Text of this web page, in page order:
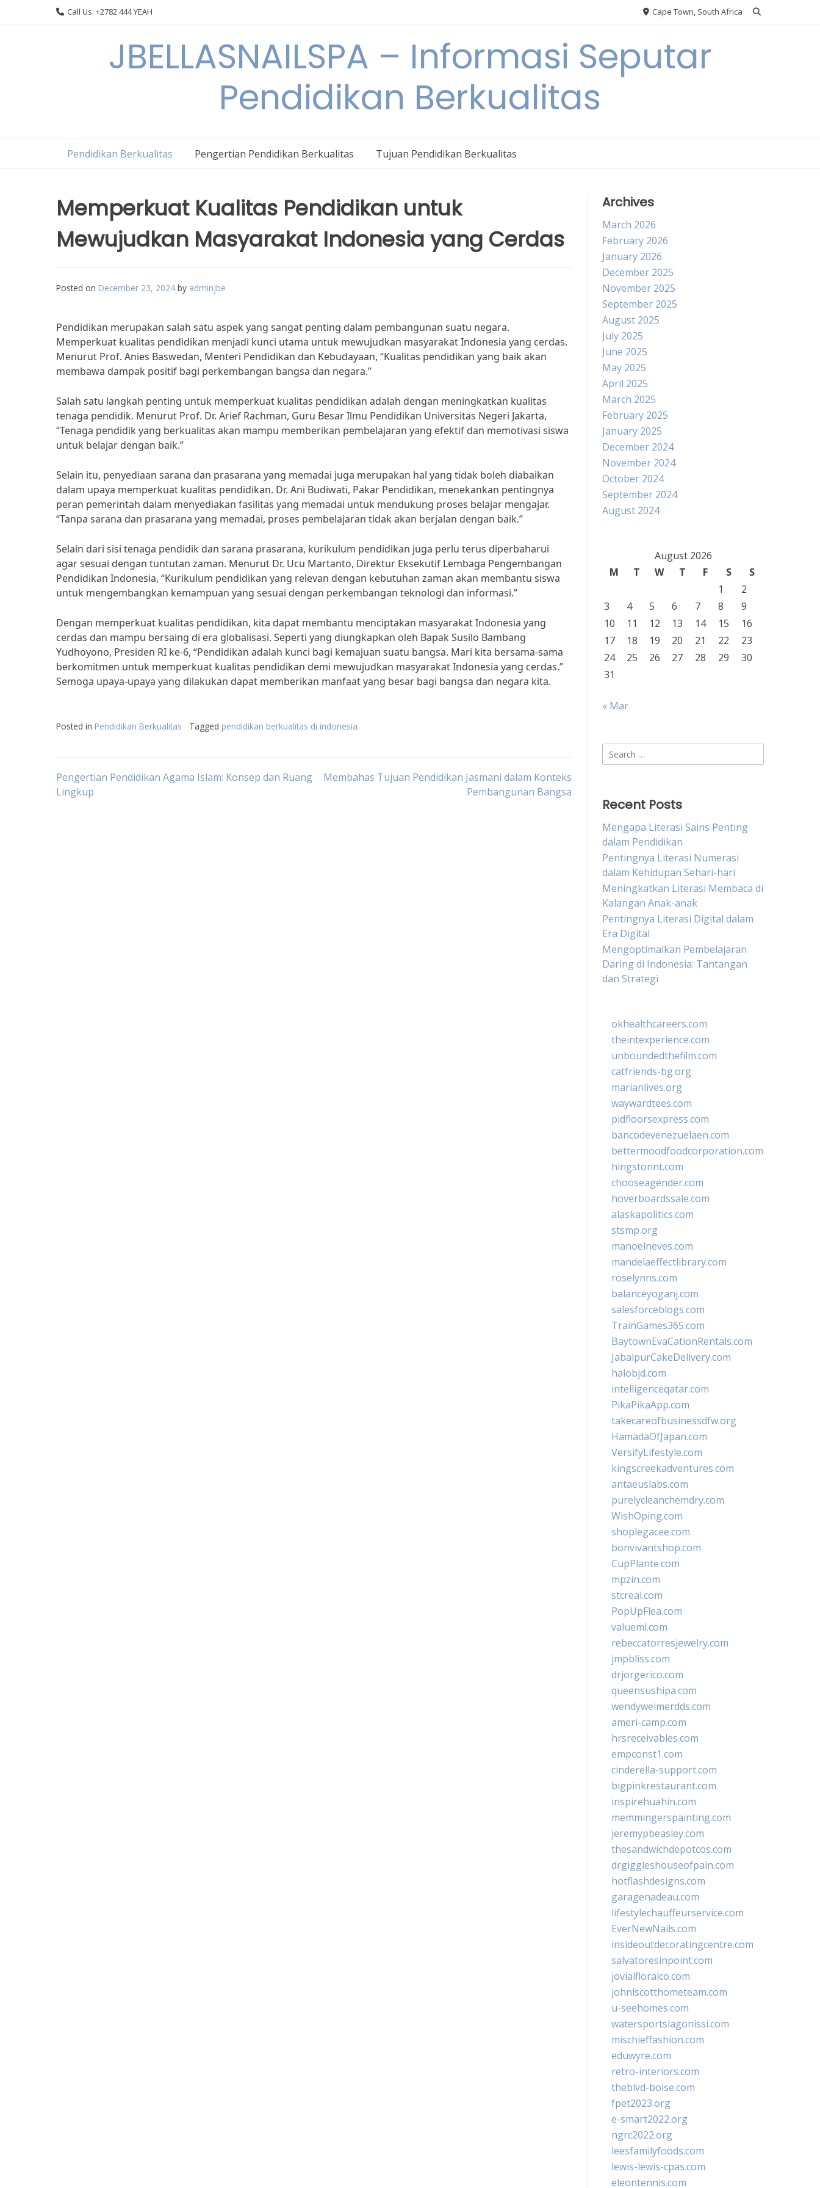
Call Us: +2782 444 YEAH Cape Town, South Africa
JBELLASNAILSPA – Informasi Seputar
Pendidikan Berkualitas
Pendidikan Berkualitas Pengertian Pendidikan Berkualitas Tujuan Pendidikan Berkualitas
Memperkuat Kualitas Pendidikan untuk
Mewujudkan Masyarakat Indonesia yang Cerdas
Posted on December 23, 2024 by adminjbe
Pendidikan merupakan salah satu aspek yang sangat penting dalam pembangunan suatu negara.
Memperkuat kualitas pendidikan menjadi kunci utama untuk mewujudkan masyarakat Indonesia yang cerdas.
Menurut Prof. Anies Baswedan, Menteri Pendidikan dan Kebudayaan, “Kualitas pendidikan yang baik akan
membawa dampak positif bagi perkembangan bangsa dan negara.”
Salah satu langkah penting untuk memperkuat kualitas pendidikan adalah dengan meningkatkan kualitas
tenaga pendidik. Menurut Prof. Dr. Arief Rachman, Guru Besar Ilmu Pendidikan Universitas Negeri Jakarta,
“Tenaga pendidik yang berkualitas akan mampu memberikan pembelajaran yang efektif dan memotivasi siswa
untuk belajar dengan baik.”
Selain itu, penyediaan sarana dan prasarana yang memadai juga merupakan hal yang tidak boleh diabaikan
dalam upaya memperkuat kualitas pendidikan. Dr. Ani Budiwati, Pakar Pendidikan, menekankan pentingnya
peran pemerintah dalam menyediakan fasilitas yang memadai untuk mendukung proses belajar mengajar.
“Tanpa sarana dan prasarana yang memadai, proses pembelajaran tidak akan berjalan dengan baik.”
Selain dari sisi tenaga pendidik dan sarana prasarana, kurikulum pendidikan juga perlu terus diperbaharui
agar sesuai dengan tuntutan zaman. Menurut Dr. Ucu Martanto, Direktur Eksekutif Lembaga Pengembangan
Pendidikan Indonesia, “Kurikulum pendidikan yang relevan dengan kebutuhan zaman akan membantu siswa
untuk mengembangkan kemampuan yang sesuai dengan perkembangan teknologi dan informasi.”
Dengan memperkuat kualitas pendidikan, kita dapat membantu menciptakan masyarakat Indonesia yang
cerdas dan mampu bersaing di era globalisasi. Seperti yang diungkapkan oleh Bapak Susilo Bambang
Yudhoyono, Presiden RI ke-6, “Pendidikan adalah kunci bagi kemajuan suatu bangsa. Mari kita bersama-sama
berkomitmen untuk memperkuat kualitas pendidikan demi mewujudkan masyarakat Indonesia yang cerdas.”
Semoga upaya-upaya yang dilakukan dapat memberikan manfaat yang besar bagi bangsa dan negara kita.
Posted in Pendidikan Berkualitas Tagged pendidikan berkualitas di indonesia
Post
Pengertian Pendidikan Agama Islam: Konsep dan Ruang
Lingkup
Membahas Tujuan Pendidikan Jasmani dalam Konteks
Pembangunan Bangsa
Archives
March 2026
February 2026
January 2026
December 2025
November 2025
September 2025
August 2025
July 2025
June 2025
May 2025
April 2025
March 2025
February 2025
January 2025
December 2024
November 2024
October 2024
September 2024
August 2024
August 2026
M
T W T F S
S
1
2
3
4 5 6 7 8
9
10
11 12 13 14 15
16
17
18 19 20 21 22
23
24
25 26 27 28 29
30
31
« Mar
Search
for:
Recent Posts
Mengapa Literasi Sains Penting
dalam Pendidikan
Pentingnya Literasi Numerasi
dalam Kehidupan Sehari-hari
Meningkatkan Literasi Membaca di
Kalangan Anak-anak
Pentingnya Literasi Digital dalam
Era Digital
Mengoptimalkan Pembelajaran
Daring di Indonesia: Tantangan
dan Strategi
okhealthcareers.com
theintexperience.com
unboundedthefilm.com
catfriends-bg.org
marianlives.org
waywardtees.com
pidfloorsexpress.com
bancodevenezuelaen.com
bettermoodfoodcorporation.com
hingstonnt.com
chooseagender.com
hoverboardssale.com
alaskapolitics.com
stsmp.org
manoelneves.com
mandelaeffectlibrary.com
roselynns.com
balanceyoganj.com
salesforceblogs.com
TrainGames365.com
BaytownEvaCationRentals.com
JabalpurCakeDelivery.com
halobjd.com
intelligenceqatar.com
PikaPikaApp.com
takecareofbusinessdfw.org
HamadaOfJapan.com
VersifyLifestyle.com
kingscreekadventures.com
antaeuslabs.com
purelycleanchemdry.com
WishOping.com
shoplegacee.com
bonvivantshop.com
CupPlante.com
mpzin.com
stcreal.com
PopUpFlea.com
valueml.com
rebeccatorresjewelry.com
jmpbliss.com
drjorgerico.com
queensushipa.com
wendyweimerdds.com
ameri-camp.com
hrsreceivables.com
empconst1.com
cinderella-support.com
bigpinkrestaurant.com
inspirehuahin.com
memmingerspainting.com
jeremypbeasley.com
thesandwichdepotcos.com
drgiggleshouseofpain.com
hotflashdesigns.com
garagenadeau.com
lifestylechauffeurservice.com
EverNewNails.com
insideoutdecoratingcentre.com
salvatoresinpoint.com
jovialfloralco.com
johnlscotthometeam.com
u-seehomes.com
watersportslagonissi.com
mischieffashion.com
eduwyre.com
retro-interiors.com
theblvd-boise.com
fpet2023.org
e-smart2022.org
ngrc2022.org
leesfamilyfoods.com
lewis-lewis-cpas.com
eleontennis.com